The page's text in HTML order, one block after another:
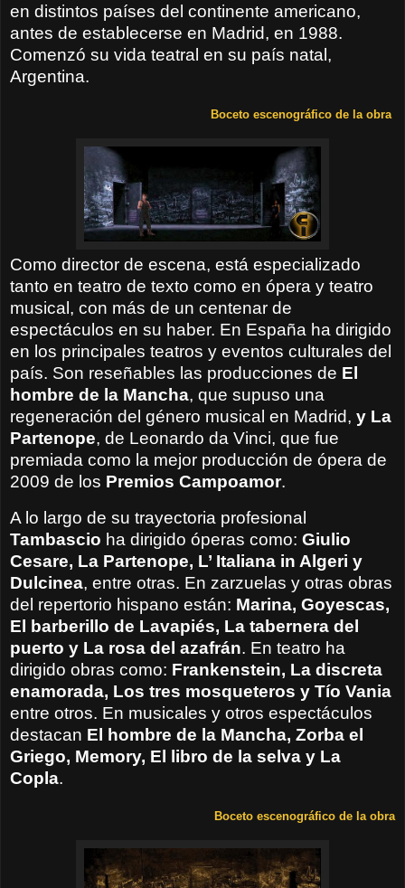
en distintos países del continente americano,
antes de establecerse en Madrid, en 1988.
Comenzó su vida teatral en su país natal,
Argentina.
Boceto escenográfico de la obra
Como director de escena, está especializado
tanto en teatro de texto como en ópera y teatro
musical, con más de un centenar de
espectáculos en su haber. En España ha dirigido
en los principales teatros y eventos culturales del
país. Son reseñables las producciones de El
hombre de la Mancha, que supuso una
regeneración del género musical en Madrid, y La
Partenope, de Leonardo da Vinci, que fue
premiada como la mejor producción de ópera de
2009 de los Premios Campoamor.
A lo largo de su trayectoria profesional
Tambascio ha dirigido óperas como: Giulio
Cesare, La Partenope, L’ Italiana in Algeri y
Dulcinea, entre otras. En zarzuelas y otras obras
del repertorio hispano están: Marina, Goyescas,
El barberillo de Lavapiés, La tabernera del
puerto y La rosa del azafrán. En teatro ha
dirigido obras como: Frankenstein, La discreta
enamorada, Los tres mosqueteros y Tío Vania
entre otros. En musicales y otros espectáculos
destacan El hombre de la Mancha, Zorba el
Griego, Memory, El libro de la selva y La
Copla.
Boceto escenográfico de la obra